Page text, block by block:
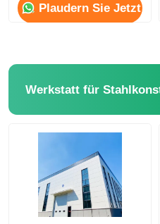
Plaudern Sie Jetzt
Werkstatt für